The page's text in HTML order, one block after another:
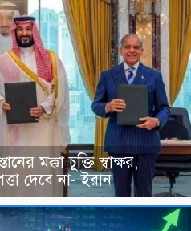
মক্কা চুক্তি স্বাক্ষর,
দেবে না- ইরান